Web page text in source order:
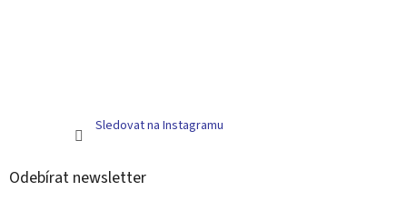
Sledovat na Instagramu
Odebírat newsletter